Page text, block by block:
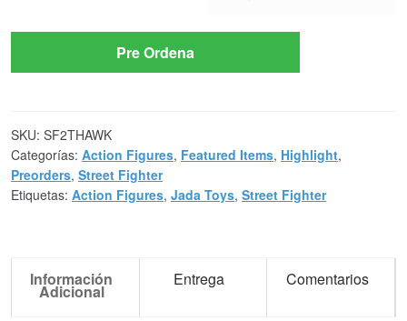
Pre Ordena
SKU: SF2THAWK
Categorías: Action Figures, Featured Items, Highlight,
Preorders, Street Fighter
Etiquetas: Action Figures, Jada Toys, Street Fighter
Información
Adicional
Entrega Comentarios